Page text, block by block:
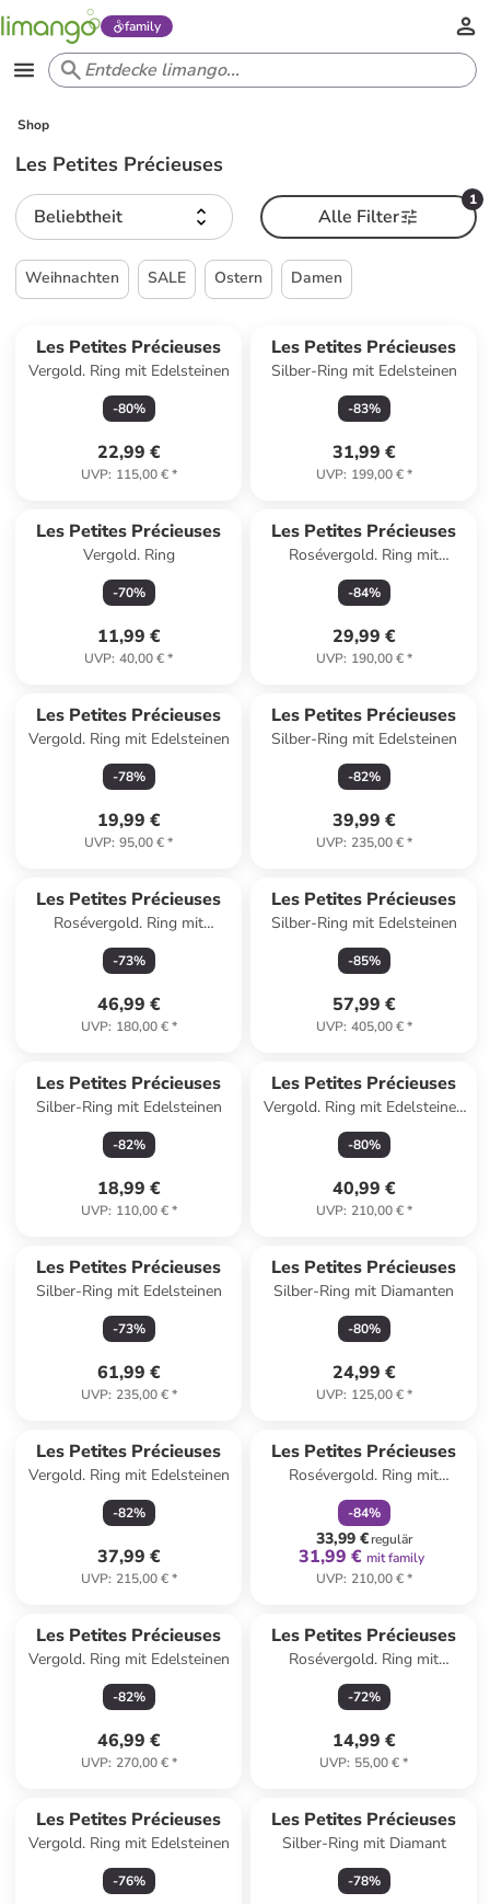
family
Shop
Les Petites Précieuses
Beliebtheit
1
Alle Filter
Weihnachten SALE Ostern Damen
Les Petites Précieuses
Vergold. Ring mit Edelsteinen
-80%
22,99 €
UVP: 115,00 €*
Les Petites Précieuses
Silber-Ring mit Edelsteinen
-83%
31,99 €
UVP: 199,00 €*
Les Petites Précieuses
Vergold. Ring
-70%
11,99 €
UVP: 40,00 €*
Les Petites Précieuses
Rosévergold. Ring mit
Edelstein
-84%
29,99 €
UVP: 190,00 €*
Les Petites Précieuses
Vergold. Ring mit Edelsteinen
-78%
19,99 €
UVP: 95,00 €*
Les Petites Précieuses
Silber-Ring mit Edelsteinen
-82%
39,99 €
UVP: 235,00 €*
Les Petites Précieuses
Rosévergold. Ring mit
Edelsteinen
-73%
46,99 €
UVP: 180,00 €*
Les Petites Précieuses
Silber-Ring mit Edelsteinen
-85%
57,99 €
UVP: 405,00 €*
Les Petites Précieuses
Silber-Ring mit Edelsteinen
-82%
18,99 €
UVP: 110,00 €*
Les Petites Précieuses
Vergold. Ring mit Edelsteinen
und Perlen
-80%
40,99 €
UVP: 210,00 €*
Les Petites Précieuses
Silber-Ring mit Edelsteinen
-73%
61,99 €
UVP: 235,00 €*
Les Petites Précieuses
Silber-Ring mit Diamanten
-80%
24,99 €
UVP: 125,00 €*
Les Petites Précieuses
Vergold. Ring mit Edelsteinen
-82%
37,99 €
UVP: 215,00 €*
Les Petites Précieuses
Rosévergold. Ring mit
Edelsteinen
-84%
33,99 €regulär
31,99 € mit family
UVP: 210,00 €*
Les Petites Précieuses
Vergold. Ring mit Edelsteinen
-82%
46,99 €
UVP: 270,00 €*
Les Petites Précieuses
Rosévergold. Ring mit
Edelsteinen
-72%
14,99 €
UVP: 55,00 €*
Les Petites Précieuses
Vergold. Ring mit Edelsteinen
-76%
Les Petites Précieuses
Silber-Ring mit Diamant
-78%